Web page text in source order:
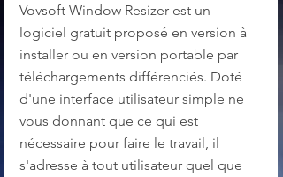
Vovsoft Window Resizer est un
logiciel gratuit proposé en version à
installer ou en version portable par
téléchargements différenciés. Doté
d'une interface utilisateur simple ne
vous donnant que ce qui est
nécessaire pour faire le travail, il
s'adresse à tout utilisateur quel que